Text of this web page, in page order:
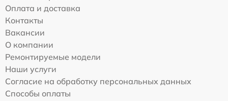
Оплата и доставка
Контакты
Вакансии
О компании
Ремонтируемые модели
Наши услуги
Согласие на обработку персональных данных
Способы оплаты